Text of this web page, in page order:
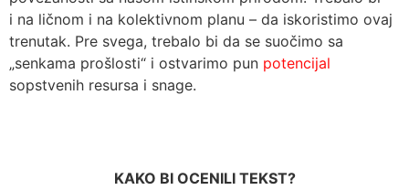
i na ličnom i na kolektivnom planu – da iskoristimo ovaj
trenutak. Pre svega, trebalo bi da se suočimo sa
„senkama prošlosti“ i ostvarimo pun potencijal
sopstvenih resursa i snage.
KAKO BI OCENILI TEKST?